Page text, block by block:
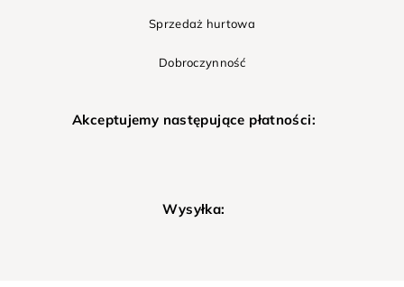
Sprzedaż hurtowa
Dobroczynność
Akceptujemy następujące płatności:
Wysyłka: